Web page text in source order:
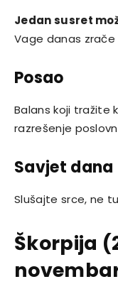
Jedan susret
Vage danas
Posao
Balans koji tražite
razrešenje
Savjet dana
Slušajte srce, ne
Škorpija